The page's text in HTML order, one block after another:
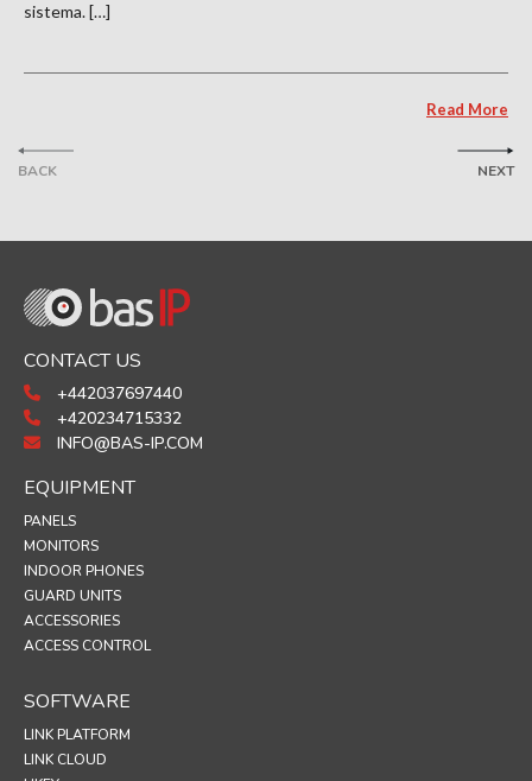
BACK
sistema. […]
Read More
NEXT
CONTACT US
+442037697440
+420234715332
INFO@BAS-IP.COM
EQUIPMENT
PANELS
MONITORS
INDOOR PHONES
GUARD UNITS
ACCESSORIES
ACCESS CONTROL
SOFTWARE
LINK PLATFORM
LINK CLOUD